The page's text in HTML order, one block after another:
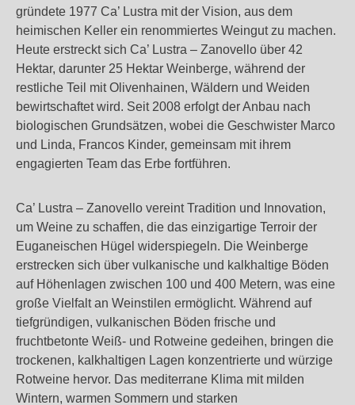
gründete 1977 Ca’ Lustra mit der Vision, aus dem
heimischen Keller ein renommiertes Weingut zu machen.
Heute erstreckt sich Ca’ Lustra – Zanovello über 42
Hektar, darunter 25 Hektar Weinberge, während der
restliche Teil mit Olivenhainen, Wäldern und Weiden
bewirtschaftet wird. Seit 2008 erfolgt der Anbau nach
biologischen Grundsätzen, wobei die Geschwister Marco
und Linda, Francos Kinder, gemeinsam mit ihrem
engagierten Team das Erbe fortführen.
Ca’ Lustra – Zanovello vereint Tradition und Innovation,
um Weine zu schaffen, die das einzigartige Terroir der
Euganeischen Hügel widerspiegeln. Die Weinberge
erstrecken sich über vulkanische und kalkhaltige Böden
auf Höhenlagen zwischen 100 und 400 Metern, was eine
große Vielfalt an Weinstilen ermöglicht. Während auf
tiefgründigen, vulkanischen Böden frische und
fruchtbetonte Weiß- und Rotweine gedeihen, bringen die
trockenen, kalkhaltigen Lagen konzentrierte und würzige
Rotweine hervor. Das mediterrane Klima mit milden
Wintern, warmen Sommern und starken